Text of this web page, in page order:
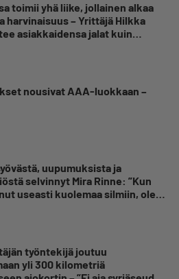
toimii yhä liike, jollainen alkaa
harvinaisuus – Yrittäjä Hilkka
asiakkaidensa jalat kuin
nousivat AAA-luokkaan –
uupumuksista ja
selvinnyt Mira Rinne: ”Kun
useasti kuolemaa silmiin, olen
työntekijä joutuu
yli 300 kilometriä